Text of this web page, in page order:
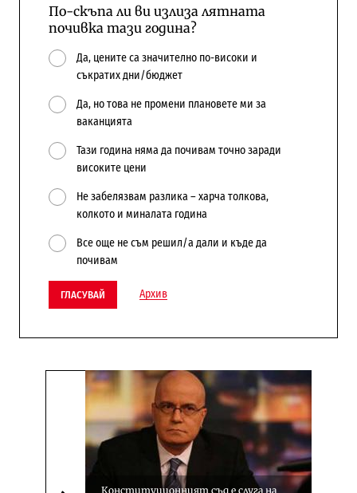
По-скъпа ли ви излиза лятната
почивка тази година?
Да, цените са значително по-високи и
съкратих дни/бюджет
Да, но това не промени плановете ми за
ваканцията
Тази година няма да почивам точно заради
високите цени
Не забелязвам разлика – харча толкова,
колкото и миналата година
Все още не съм решил/а дали и къде да
почивам
ГЛАСУВАЙ Архив
Конституционният съд е слуга на